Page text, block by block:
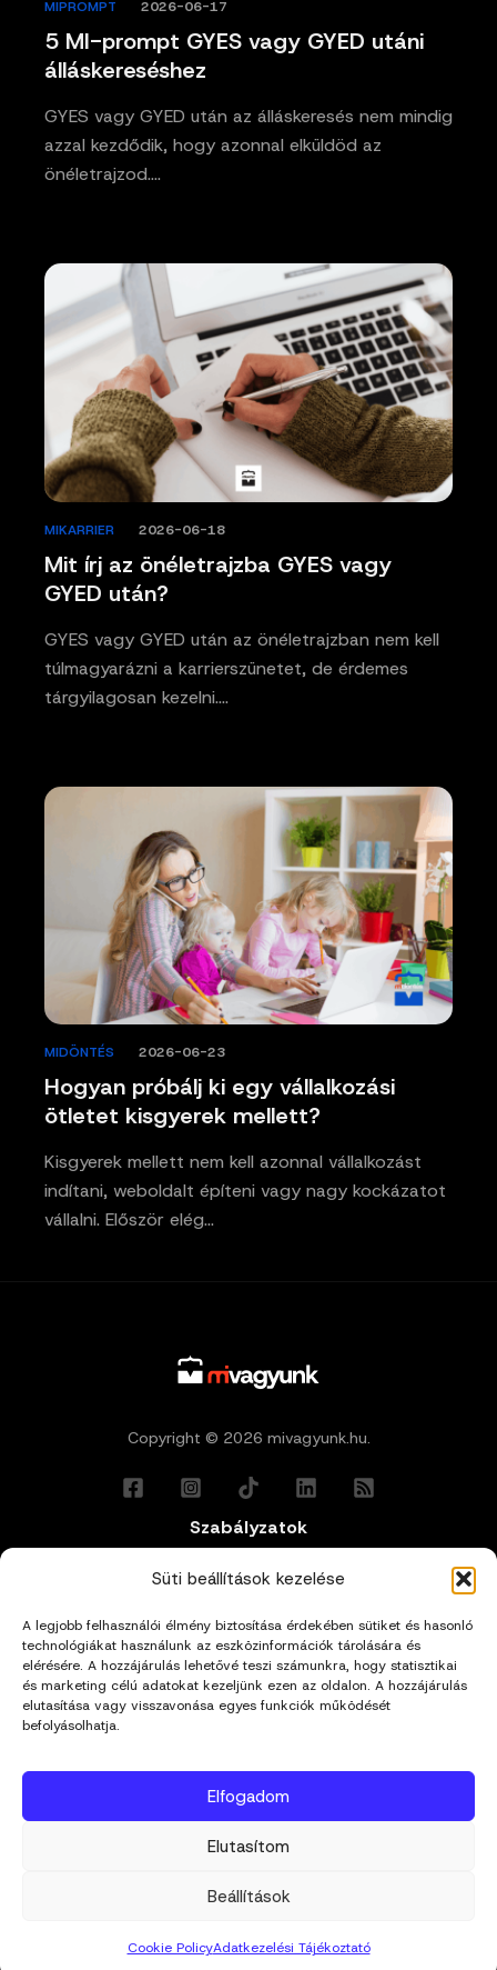
Süti beállítások kezelése
A legjobb felhasználói élmény biztosítása érdekében sütiket és hasonló
technológiákat használunk az eszközinformációk tárolására és
elérésére. A hozzájárulás lehetővé teszi számunkra, hogy statisztikai
és marketing célú adatokat kezeljünk ezen az oldalon. A hozzájárulás
elutasítása vagy visszavonása egyes funkciók működését
befolyásolhatja.
Elfogadom
Elutasítom
Beállítások
Cookie PolicyAdatkezelési Tájékoztató
5 MI-prompt GYES vagy GYED utáni
álláskereséshez
MIPROMPT 2026-06-17
GYES vagy GYED után az álláskeresés nem mindig
azzal kezdődik, hogy azonnal elküldöd az
önéletrajzod.…
Mit írj az önéletrajzba GYES vagy
GYED után?
MIKARRIER 2026-06-18
GYES vagy GYED után az önéletrajzban nem kell
túlmagyarázni a karrierszünetet, de érdemes
tárgyilagosan kezelni.…
Hogyan próbálj ki egy vállalkozási
ötletet kisgyerek mellett?
MIDÖNTÉS 2026-06-23
Kisgyerek mellett nem kell azonnal vállalkozást
indítani, weboldalt építeni vagy nagy kockázatot
vállalni. Először elég…
Copyright © 2026 mivagyunk.hu.
Szabályzatok
Általános Felhasználási Feltételek
Adatkezelési Tájékoztató
Impresszum
Kapcsolat
hello@mivagyunk.hu